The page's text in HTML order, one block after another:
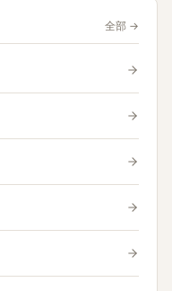
全部 →